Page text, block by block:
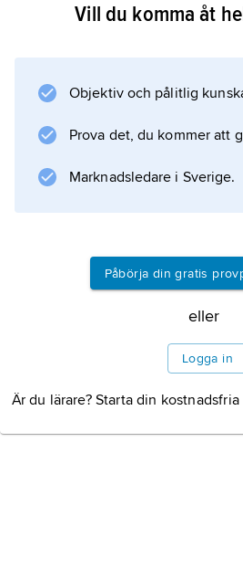
Wilhelm är Papua Nya
Vill du komma åt
Objektiv och pålitlig
Prova det, du kommer att
Marknadsledare i Sverige.
Påbörja din gratis
eller
Logga in
Är du lärare? Starta din